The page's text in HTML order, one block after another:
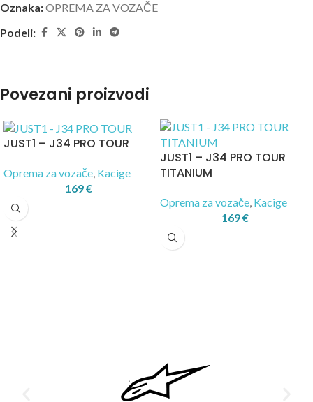
Oznaka:OPREMA ZA VOZAČE
Podeli:
Povezani proizvodi
JUST1 – J34 PRO TOUR
Oprema za vozače, Kacige
169€
JUST1 – J34 PRO TOUR
TITANIUM
Oprema za vozače, Kacige
169€